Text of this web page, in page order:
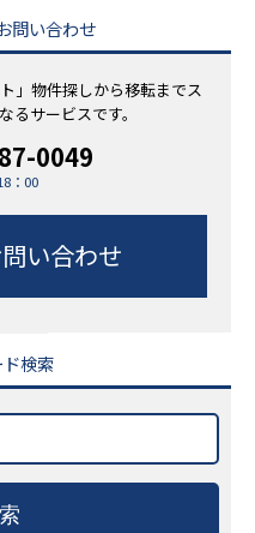
問い合わせ
」物件探しから移転までス
るサービスです。
0049
：00
い合わせ
検索